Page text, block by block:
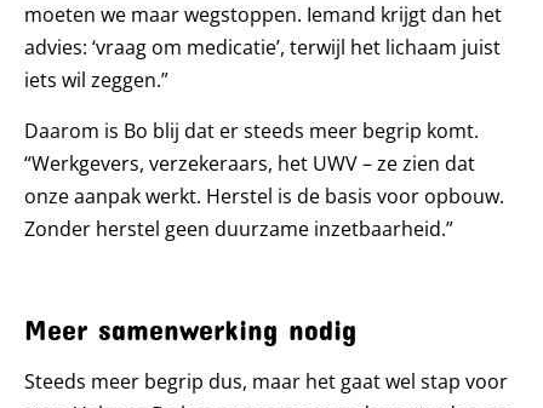
moeten we maar wegstoppen. Iemand krijgt dan het
advies: ‘vraag om medicatie’, terwijl het lichaam juist
iets wil zeggen.”
Daarom is Bo blij dat er steeds meer begrip komt.
“Werkgevers, verzekeraars, het UWV – ze zien dat
onze aanpak werkt. Herstel is de basis voor opbouw.
Zonder herstel geen duurzame inzetbaarheid.”
Meer samenwerking nodig
Steeds meer begrip dus, maar het gaat wel stap voor